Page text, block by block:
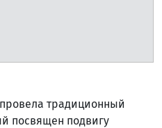
традиционный
посвящен подвигу